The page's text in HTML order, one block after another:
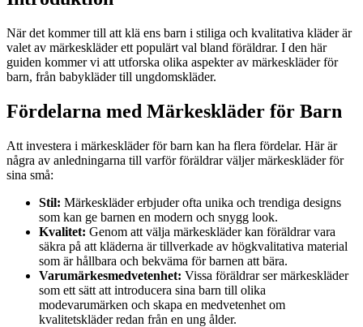
När det kommer till att klä ens barn i stiliga och kvalitativa kläder är
valet av märkeskläder ett populärt val bland föräldrar. I den här
guiden kommer vi att utforska olika aspekter av märkeskläder för
barn, från babykläder till ungdomskläder.
Fördelarna med Märkeskläder för Barn
Att investera i märkeskläder för barn kan ha flera fördelar. Här är
några av anledningarna till varför föräldrar väljer märkeskläder för
sina små:
Stil: Märkeskläder erbjuder ofta unika och trendiga designs
som kan ge barnen en modern och snygg look.
Kvalitet: Genom att välja märkeskläder kan föräldrar vara
säkra på att kläderna är tillverkade av högkvalitativa material
som är hållbara och bekväma för barnen att bära.
Varumärkesmedvetenhet: Vissa föräldrar ser märkeskläder
som ett sätt att introducera sina barn till olika
modevarumärken och skapa en medvetenhet om
kvalitetskläder redan från en ung ålder.